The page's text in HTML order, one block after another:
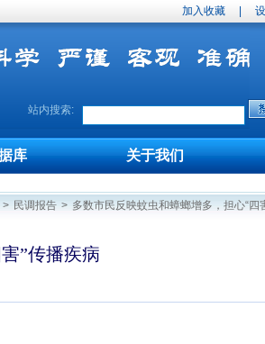
加入收藏
站内搜索:
库 关于我们
> 民调报告 > 多数市民反映蚊虫和蟑螂增多，担心“四
”传播疾病